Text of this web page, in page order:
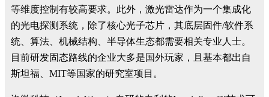
等维度控制有较高要求。此外，激光雷达作为一个集成化
的光电探测系统，除了核心光子芯片，其底层固件/软件系
统、算法、机械结构、半导体生态都需要相关专业人士。
目前研发固态路线的企业大多是国外玩家，且基本都出自
斯坦福、MIT等国家的研究室项目。